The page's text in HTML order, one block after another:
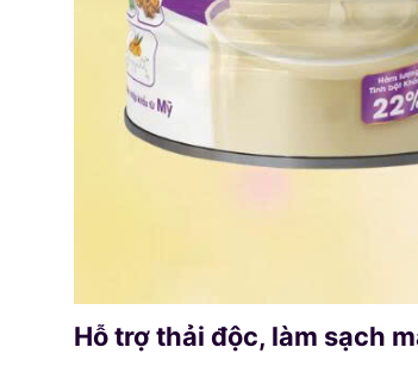
Hỗ trợ thải độc, làm sạch